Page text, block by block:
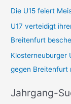
Die U15 feiert
U17 verteidigt
Breitenfurt
Klosterneuburger
gegen Breitenfurt
Jahrgang-
a
m
-
S
u
h
i
t
p
u
n
t